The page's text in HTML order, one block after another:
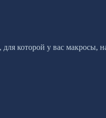
которой у вас макросы,